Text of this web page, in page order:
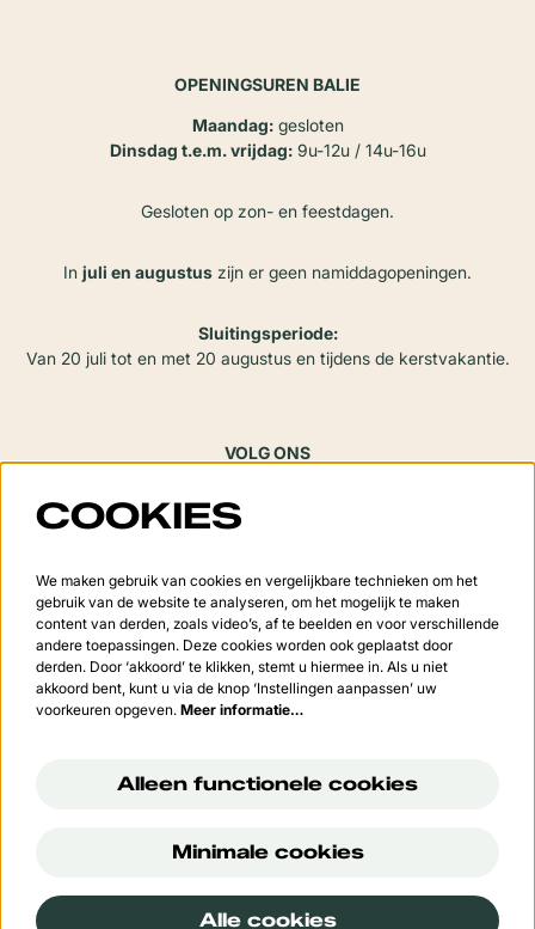
OPENINGSUREN BALIE
Maandag:gesloten
Dinsdag t.e.m. vrijdag:9u-12u / 14u-16u
Gesloten op zon- en feestdagen.
In juli en augustus zijn er geen namiddagopeningen.
Sluitingsperiode:
Van 20 juli tot en met 20 augustus en tijdens de kerstvakantie.
VOLG ONS
Meld je aan voor de nieuwsbrief
Aanmelden
Data Processing Addendum van Google.
COOKIES
We maken gebruik van cookies en vergelijkbare technieken om het
gebruik van de website te analyseren, om het mogelijk te maken
content van derden, zoals video’s, af te beelden en voor verschillende
andere toepassingen. Deze cookies worden ook geplaatst door
derden. Door ‘akkoord’ te klikken, stemt u hiermee in. Als u niet
akkoord bent, kunt u via de knop ‘Instellingen aanpassen’ uw
voorkeuren opgeven. Meer informatie…
Alleen functionele cookies
Minimale cookies
Alle cookies